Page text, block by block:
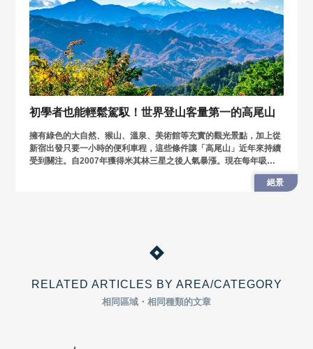
初學者也能輕鬆駕馭！世界登山客量第一的高尾山
擁有綠色的大自然、猴山、溫泉、美術館等充實的觀光景點，加上從
新宿出發只要一小時的便利車程，這些條件讓「高尾山」近年來持續
受到關注。自2007年獲得米其林三星之後人氣暴漲。現在每年吸引
300萬人來訪。不論是登山初學者或是親子同遊也能輕鬆遊玩。
絕景
RELATED ARTICLES BY AREA/CATEGORY
相同區域・相同種類的文章